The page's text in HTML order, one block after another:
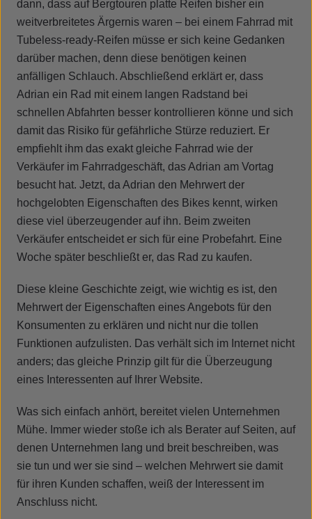
dann, dass auf Bergtouren platte Reifen bisher ein
weitverbreitetes Ärgernis waren – bei einem Fahrrad mit
Tubeless-ready-Reifen müsse er sich keine Gedanken
darüber machen, denn diese benötigen keinen
anfälligen Schlauch. Abschließend erklärt er, dass
Adrian ein Rad mit einem langen Radstand bei
schnellen Abfahrten besser kontrollieren könne und sich
damit das Risiko für gefährliche Stürze reduziert. Er
empfiehlt ihm das exakt gleiche Fahrrad wie der
Verkäufer im Fahrradgeschäft, das Adrian am Vortag
besucht hat. Jetzt, da Adrian den Mehrwert der
hochgelobten Eigenschaften des Bikes kennt, wirken
diese viel überzeugender auf ihn. Beim zweiten
Verkäufer entscheidet er sich für eine Probefahrt. Eine
Woche später beschließt er, das Rad zu kaufen.
Diese kleine Geschichte zeigt, wie wichtig es ist, den
Mehrwert der Eigenschaften eines Angebots für den
Konsumenten zu erklären und nicht nur die tollen
Funktionen aufzulisten. Das verhält sich im Internet nicht
anders; das gleiche Prinzip gilt für die Überzeugung
eines Interessenten auf Ihrer Website.
Was sich einfach anhört, bereitet vielen Unternehmen
Mühe. Immer wieder stoße ich als Berater auf Seiten, auf
denen Unternehmen lang und breit beschreiben, was
sie tun und wer sie sind – welchen Mehrwert sie damit
für ihren Kunden schaffen, weiß der Interessent im
Anschluss nicht.